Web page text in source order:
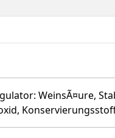
WeinsÃ¤ure,